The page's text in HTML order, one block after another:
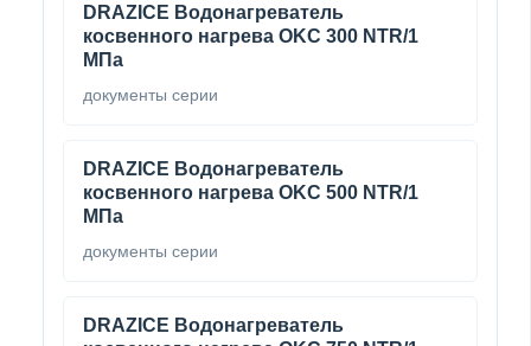
DRAZICE Водонагреватель
косвенного нагрева OKC 300 NTR/1
МПа
документы серии
DRAZICE Водонагреватель
косвенного нагрева OKC 500 NTR/1
МПа
документы серии
DRAZICE Водонагреватель